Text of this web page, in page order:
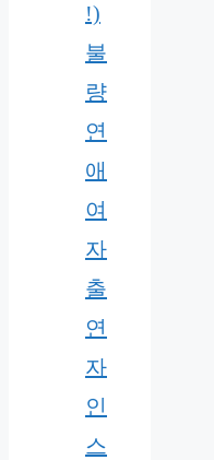
!)
불
량
연
애
여
자
출
연
자
인
스